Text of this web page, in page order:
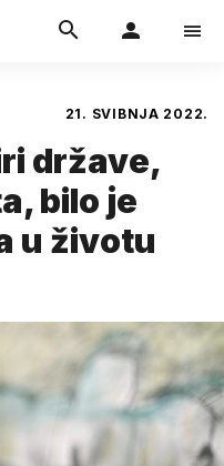
21. SVIBNJA 2022.
države,
bilo je
u životu